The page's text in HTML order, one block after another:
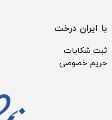
با ایران درخت
ثبت شکایات
حریم خصوصی